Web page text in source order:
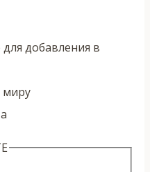
добавления в
миру